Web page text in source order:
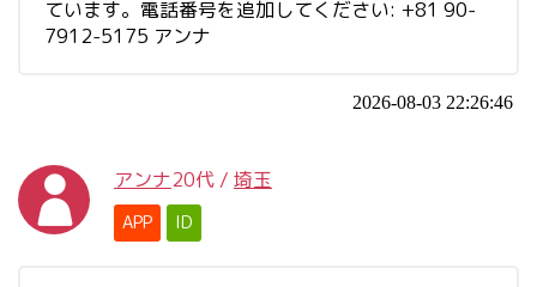
ています。電話番号を追加してください: +81 90-
7912-5175 アンナ
2026-08-03 22:26:46
アンナ20代 / 埼玉
APP ID